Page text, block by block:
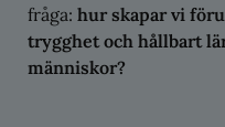
fråga: hur skapar vi
trygghet och hållbart
människor?